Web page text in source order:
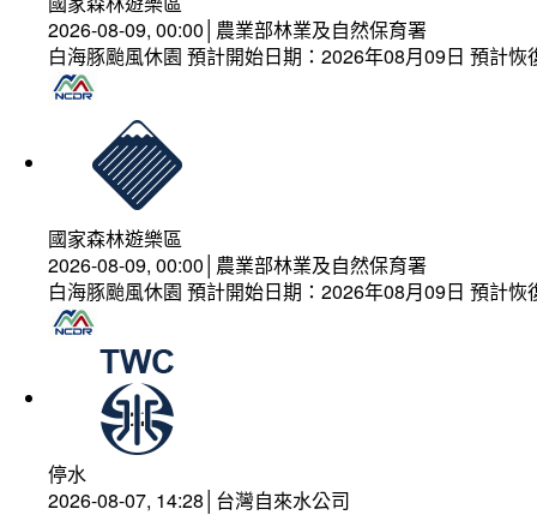
2026-08-09, 00:00│農業部林業及自然保育署
白海豚颱風休園 預計開始日期：2026年08月09日 預計
國家森林遊樂區
2026-08-09, 00:00│農業部林業及自然保育署
白海豚颱風休園 預計開始日期：2026年08月09日 預計
停水
2026-08-07, 14:28│台灣自來水公司